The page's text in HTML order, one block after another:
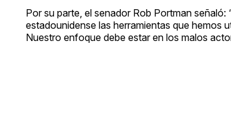
Por su parte, el senador Rob Portman
estadounidense las herramientas que hemos
Nuestro enfoque debe estar en los malos